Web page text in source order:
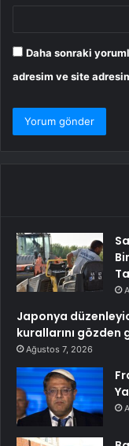
Daha sonraki
adresim ve site
Japonya
kurallarını gözden
Ağustos 7, 2026